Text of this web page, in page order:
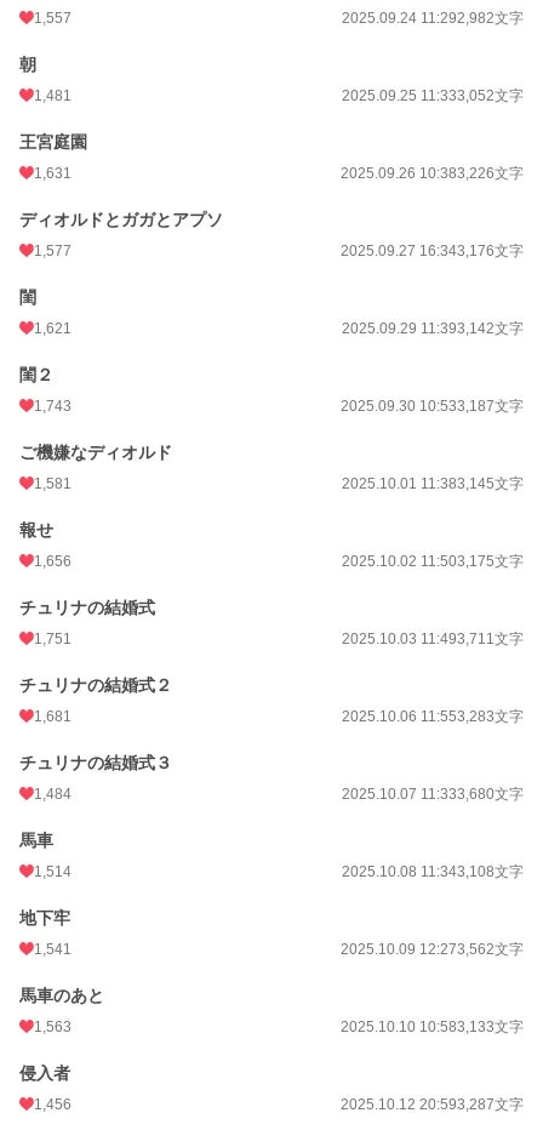
1,557 2025.09.24 11:292,982文字
朝
1,481 2025.09.25 11:333,052文字
王宮庭園
1,631 2025.09.26 10:383,226文字
ディオルドとガガとアプソ
1,577 2025.09.27 16:343,176文字
閨
1,621 2025.09.29 11:393,142文字
閨２
1,743 2025.09.30 10:533,187文字
ご機嫌なディオルド
1,581 2025.10.01 11:383,145文字
報せ
1,656 2025.10.02 11:503,175文字
チュリナの結婚式
1,751 2025.10.03 11:493,711文字
チュリナの結婚式２
1,681 2025.10.06 11:553,283文字
チュリナの結婚式３
1,484 2025.10.07 11:333,680文字
馬車
1,514 2025.10.08 11:343,108文字
地下牢
1,541 2025.10.09 12:273,562文字
馬車のあと
1,563 2025.10.10 10:583,133文字
侵入者
1,456 2025.10.12 20:593,287文字